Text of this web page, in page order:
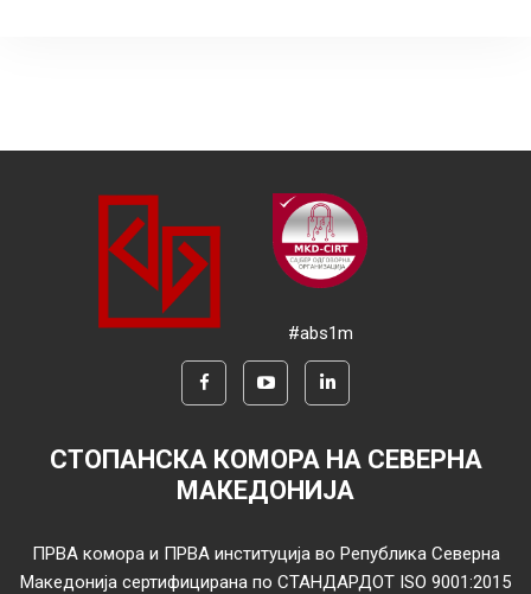
#abs1m
СТОПАНСКА КОМОРА НА СЕВЕРНА
МАКЕДОНИЈА
ПРВА комора и ПРВА институција во Република Северна
Македонија сертифицирана по СТАНДАРДОТ ISO 9001:2015